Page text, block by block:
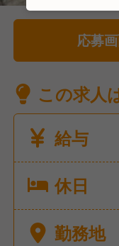
応募
この求人
給与
休日
勤務地